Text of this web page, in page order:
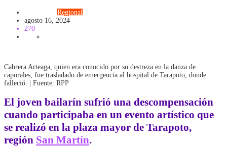
Regional
agosto 16, 2024
270
Cabrera Arteaga, quien era conocido por su destreza en la danza de
caporales, fue trasladado de emergencia al hospital de Tarapoto, donde
falleció. | Fuente: RPP
El joven bailarín sufrió una descompensación
cuando participaba en un evento artístico que
se realizó en la plaza mayor de Tarapoto,
región San Martín.